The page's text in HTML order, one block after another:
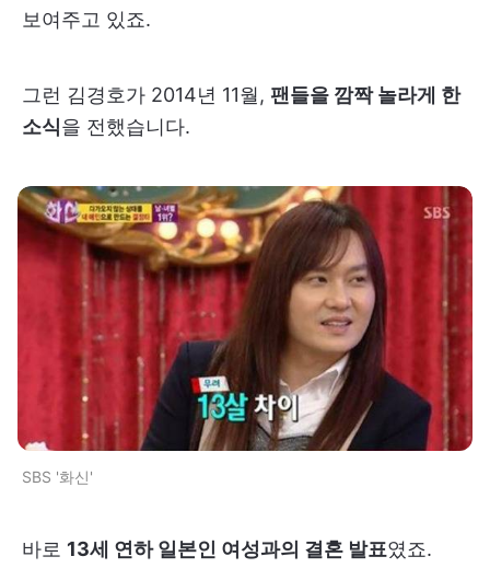
보여주고 있죠.
그런 김경호가 2014년 11월, 팬들을 깜짝 놀라게 한
소식을 전했습니다.
SBS '화신'
바로 13세 연하 일본인 여성과의 결혼 발표였죠.